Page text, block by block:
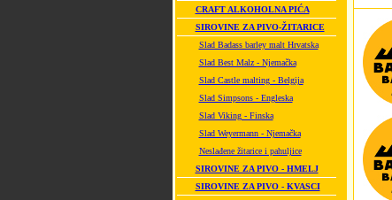
CRAFT ALKOHOLNA PIĆA
SIROVINE ZA PIVO-ŽITARICE
Slad Badass barley malt Hrvatska
Slad Best Malz - Njemačka
Slad Castle malting - Belgija
Slad Simpsons - Engleska
Slad Viking - Finska
Slad Weyermann - Njemačka
Neslađene žitarice i pahuljice
SIROVINE ZA PIVO - HMELJ
SIROVINE ZA PIVO - KVASCI